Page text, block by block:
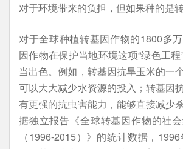
对于环境带来的负担，但如果种的是
对于全球种植转基因作物的1800多
因作物在保护当地环境这项“绿色工
当出色。例如，转基因抗旱玉米的一
可以大大减少水资源的投入；转基因
有更强的抗虫害能力，能够直接减少
据独立报告《全球转基因作物的社
（1996-2015）》的统计数据，